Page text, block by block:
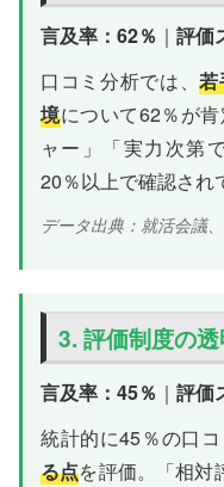
言及率：62％ ｜ 評価
口コミ分析では、
境について62％が
ャー」「実力次第
20％以上で確認され
データ出典：就活会議
3. 評価制度の
言及率：45％ ｜ 評価
統計的に45％の口
る点を評価。「相対